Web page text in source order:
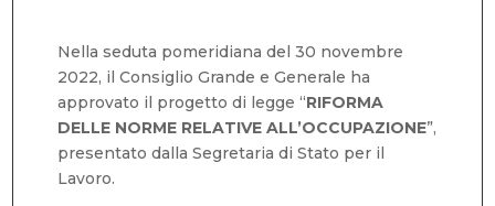
Nella seduta pomeridiana del 30 novembre
2022, il Consiglio Grande e Generale ha
approvato il progetto di legge “RIFORMA
DELLE NORME RELATIVE ALL’OCCUPAZIONE”,
presentato dalla Segretaria di Stato per il
Lavoro.